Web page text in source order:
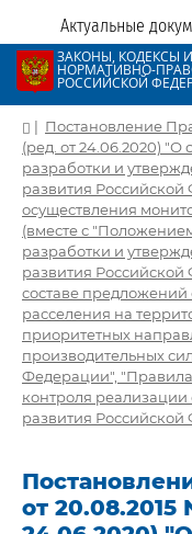
Актуальные
ЗАКОНЫ, КОДЕКСЫ И
НОРМАТИВНО-
РОССИЙСКОЙ
| Постановление
(ред. от 24.06.2020) "О
разработки и
развития
осуществления
(вместе с
разработки и
развития
составе
расселения на
приоритетных
производительных
Федерации",
контроля реализации
развития
от 20.08.2015